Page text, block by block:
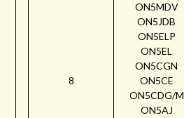
8
ON5MDV
ON5JDB
ON5ELP
ON5EL
ON5CGN
ON5CE
ON5CDG/M
ON5AJ